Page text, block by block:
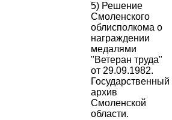
5) Решение
Смоленского
облисполкома о
награждении
медалями
"Ветеран труда"
от 29.09.1982.
Государственный
архив
Смоленской
области.